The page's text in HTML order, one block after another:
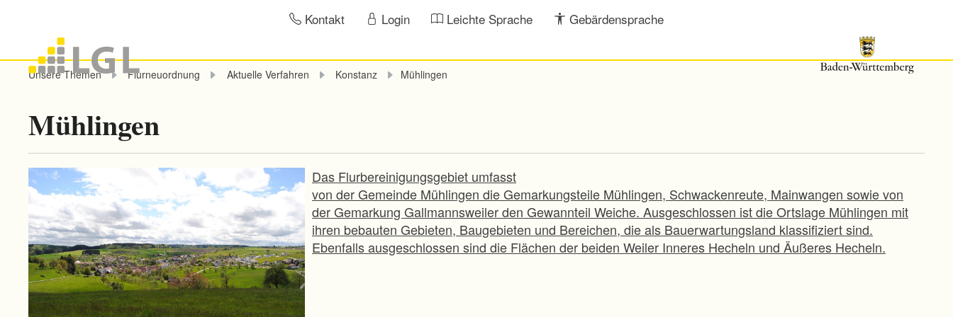
Kontakt Login Leichte Sprache Gebärdensprache
Unsere Themen Flurneuordnung Aktuelle Verfahren Konstanz Mühlingen
Mühlingen
Das Flurbereinigungsgebiet umfasst
von der Gemeinde Mühlingen die Gemarkungsteile Mühlingen, Schwackenreute, Mainwangen sowie von
der Gemarkung Gallmannsweiler den Gewannteil Weiche. Ausgeschlossen ist die Ortslage Mühlingen mit
ihren bebauten Gebieten, Baugebieten und Bereichen, die als Bauerwartungsland klassifiziert sind.
Ebenfalls ausgeschlossen sind die Flächen der beiden Weiler Inneres Hecheln und Äußeres Hecheln.